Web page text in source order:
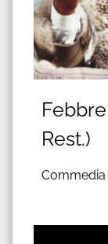
Rest.)
Commedia